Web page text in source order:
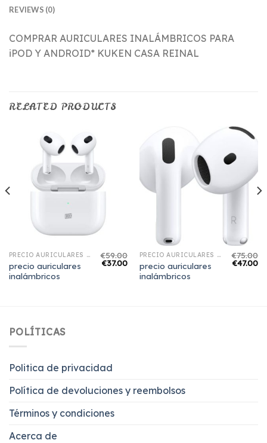
REVIEWS (0)
COMPRAR AURICULARES INALÁMBRICOS PARA
iPOD Y ANDROID* KUKEN CASA REINAL
RELATED PRODUCTS
PRECIO AURICULARES INALÁMBRICOS
precio auriculares
inalámbricos
€59.00
€37.00
PRECIO AURICULARES INALÁMBRICOS
precio auriculares
inalámbricos
€75.00
€47.00
POLÍTICAS
Politica de privacidad
Política de devoluciones y reembolsos
Términos y condiciones
Acerca de